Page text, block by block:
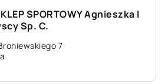
SPORTOWY Agnieszka I
Sp. C.
7